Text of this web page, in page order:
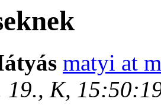
matyi at
19., K,